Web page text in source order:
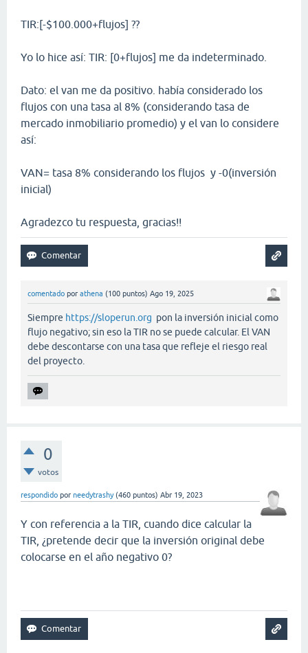
TIR:[-$100.000+flujos] ??
Yo lo hice así: TIR: [0+flujos] me da indeterminado.
Dato: el van me da positivo. había considerado los
flujos con una tasa al 8% (considerando tasa de
mercado inmobiliario promedio) y el van lo considere
así:
VAN= tasa 8% considerando los flujos y -0(inversión
inicial)
Agradezco tu respuesta, gracias!!
comentado por athena (100 puntos) Ago 19, 2025
Siempre https://sloperun.org pon la inversión inicial como
flujo negativo; sin eso la TIR no se puede calcular. El VAN
debe descontarse con una tasa que refleje el riesgo real
del proyecto.
0
votos
respondido por needytrashy (460 puntos) Abr 19, 2023
Y con referencia a la TIR, cuando dice calcular la
TIR, ¿pretende decir que la inversión original debe
colocarse en el año negativo 0?